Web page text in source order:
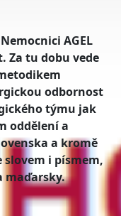
AGEL
Za tu dobu vede
odbornost
týmu jak
oddělení a
a kromě
i písmem,
maďarsky.